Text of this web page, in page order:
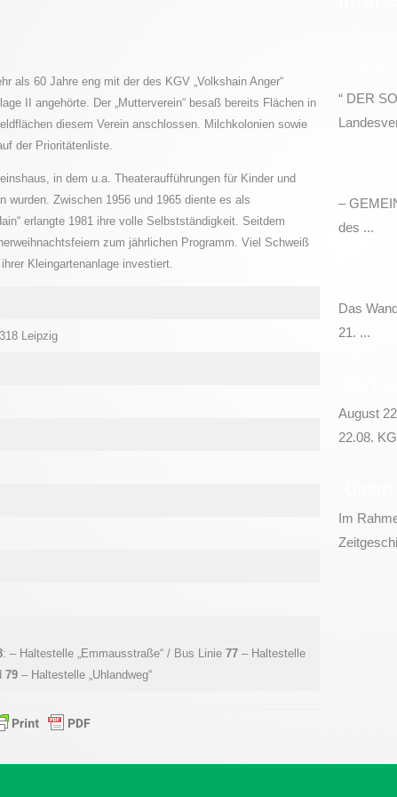
als 60 Jahre eng mit der des KGV „Volkshain Anger“
II angehörte. Der „Mutterverein“ besaß bereits Flächen in
diesem Verein anschlossen. Milchkolonien sowie
der Prioritätenliste.
in dem u.a. Theateraufführungen für Kinder und
wurden. Zwischen 1956 und 1965 diente es als
erlangte 1981 ihre volle Selbstständigkeit. Seitdem
zum jährlichen Programm. Viel Schweiß
Kleingartenanlage investiert.
Leipzig
: – Haltestelle „Emmausstraße“ / Bus Linie 77– Haltestelle
79– Haltestelle „Uhlandweg“
“ DER
–
des ...
Das
21. ...
August
22.08.
Im